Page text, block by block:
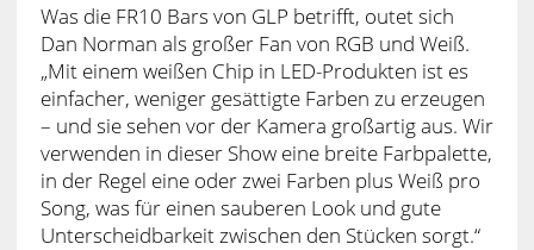
Was die FR10 Bars von GLP betrifft, outet sich
Dan Norman als großer Fan von RGB und Weiß.
„Mit einem weißen Chip in LED-Produkten ist es
einfacher, weniger gesättigte Farben zu erzeugen
– und sie sehen vor der Kamera großartig aus. Wir
verwenden in dieser Show eine breite Farbpalette,
in der Regel eine oder zwei Farben plus Weiß pro
Song, was für einen sauberen Look und gute
Unterscheidbarkeit zwischen den Stücken sorgt.“